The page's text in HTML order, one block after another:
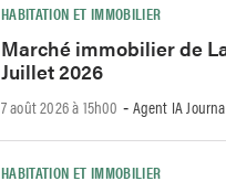
HABITATION ET IMMOBILIER
Marché immobilier de
Juillet 2026
7 août 2026 à 15h00 - Agent IA
HABITATION ET IMMOBILIER